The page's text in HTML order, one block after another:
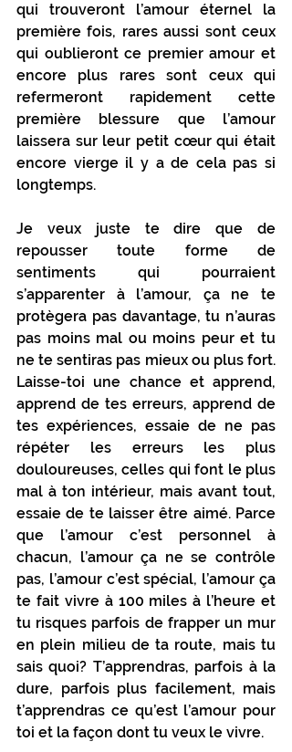
qui trouveront l’amour éternel la
première fois, rares aussi sont ceux
qui oublieront ce premier amour et
encore plus rares sont ceux qui
refermeront rapidement cette
première blessure que l’amour
laissera sur leur petit cœur qui était
encore vierge il y a de cela pas si
longtemps.
Je veux juste te dire que de
repousser toute forme de
sentiments qui pourraient
s’apparenter à l’amour, ça ne te
protègera pas davantage, tu n’auras
pas moins mal ou moins peur et tu
ne te sentiras pas mieux ou plus fort.
Laisse-toi une chance et apprend,
apprend de tes erreurs, apprend de
tes expériences, essaie de ne pas
répéter les erreurs les plus
douloureuses, celles qui font le plus
mal à ton intérieur, mais avant tout,
essaie de te laisser être aimé. Parce
que l’amour c’est personnel à
chacun, l’amour ça ne se contrôle
pas, l’amour c’est spécial, l’amour ça
te fait vivre à 100 miles à l’heure et
tu risques parfois de frapper un mur
en plein milieu de ta route, mais tu
sais quoi? T’apprendras, parfois à la
dure, parfois plus facilement, mais
t’apprendras ce qu’est l’amour pour
toi et la façon dont tu veux le vivre.